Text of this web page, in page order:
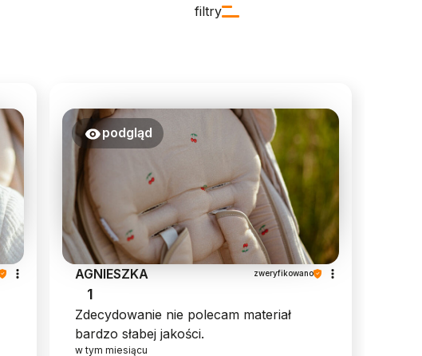
filtry
podgląd
AGNIESZKA zweryfikowano
1
Zdecydowanie nie polecam materiał
bardzo słabej jakości.
w tym miesiącu